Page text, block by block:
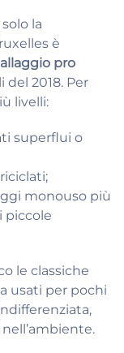
la
è
pro
del 2018. Per
livelli:
superflui o
monouso più
piccole
le classiche
usati per pochi